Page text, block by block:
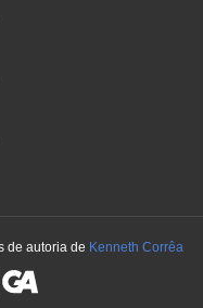
de autoria de Kenneth Corrêa